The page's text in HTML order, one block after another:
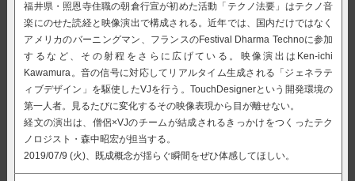
福井県・照恩寺住職の朝倉行宣が初めた活動「テクノ法要」はテクノ音
楽にのせた読経と映像演出で構成される。近年では、国内だけではなく
アメリカのバーニングマン、フランスのFestival Dharma Technoに参加
するなど、その射程をさらに広げている。映像演出はKen-ichi
Kawamura。音の信号に対応してリアルタイム生成される「ジェネラテ
ィブデザイン」を駆使したVJを行う。TouchDesignerという開発環境の
第一人者。見るたびに変化するその映像表現から目が離せない。
経文の演出は、僧侶×VJのチームが結成されるきっかけをつくったテク
ノロジスト・森中昭宏が担当する。
2019/07/9 (火)、既成概念が揺らぐ瞬間をぜひ体感してほしい。